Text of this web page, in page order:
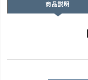
商品説明